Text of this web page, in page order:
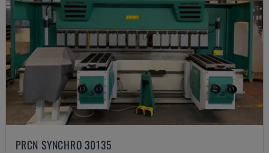
PRCN SYNCHRO 30135